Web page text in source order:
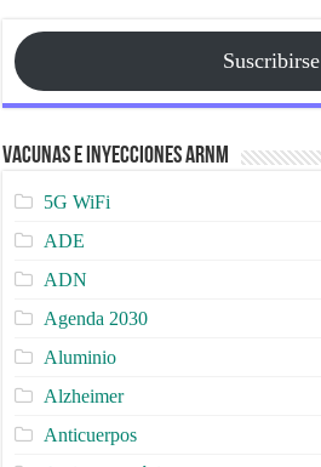
Suscribirse
Vacunas e Inyecciones ARNm
5G WiFi
ADE
ADN
Agenda 2030
Aluminio
Alzheimer
Anticuerpos